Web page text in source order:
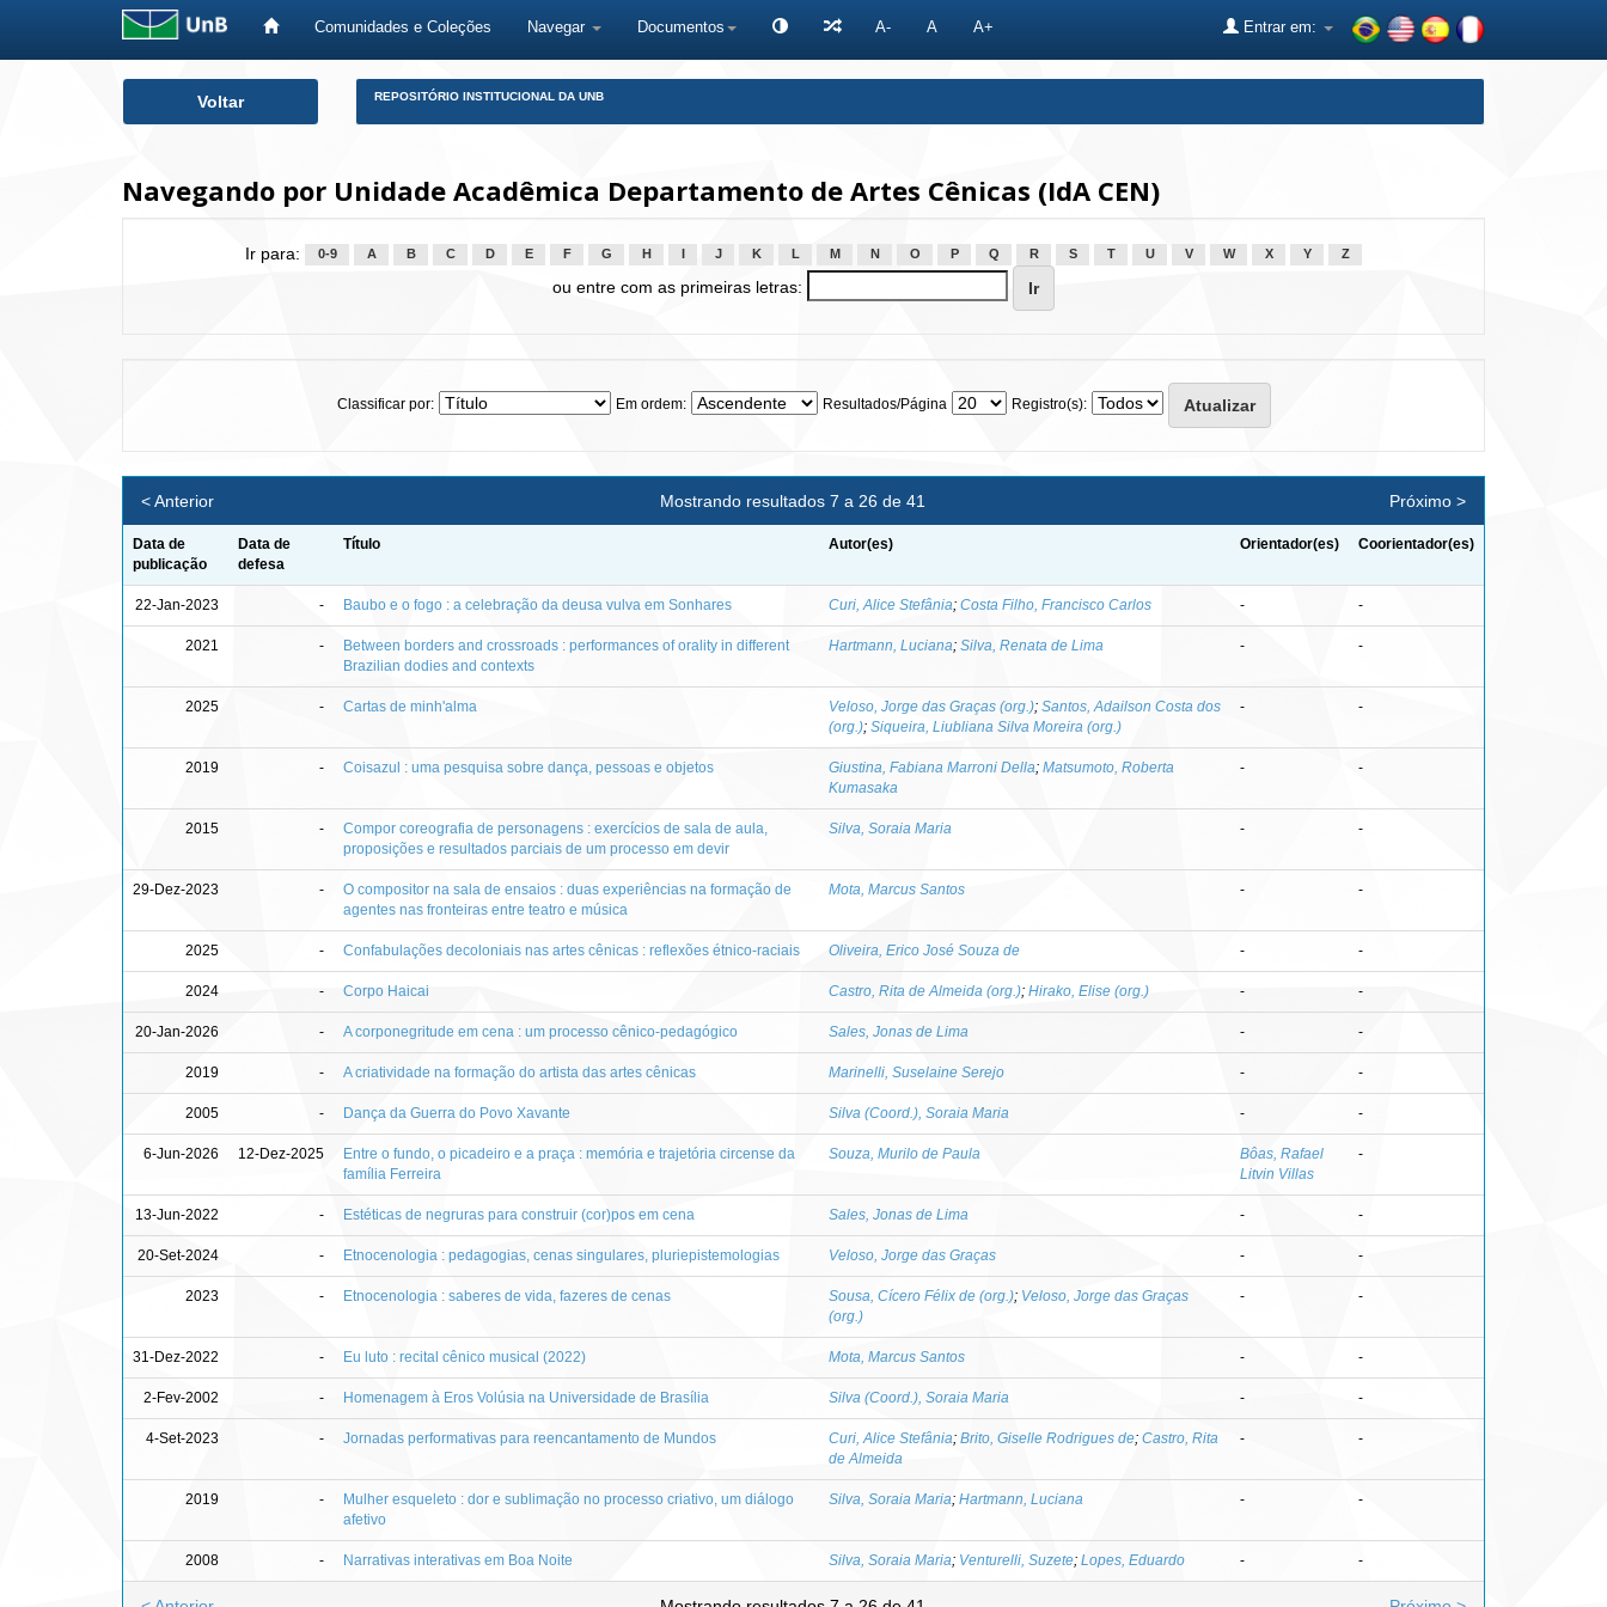
Comunidades e Coleções Navegar Documentos A- A A+ Entrar em:
Voltar REPOSITÓRIO INSTITUCIONAL DA UNB
Navegando por Unidade Acadêmica Departamento de Artes Cênicas (IdA CEN)
Ir para: 0-9 A B C D E F G H J K L M N O P Q R S T U V W X Y Z
ou entre com as primeiras letras:
Classificar por: Em ordem: Resultados/Página Registro(s):
Mostrando resultados 7 a 26 de 41
< Anterior Próximo >
Data de
publicação
Data de
defesa
Título Autor(es) Orientador(es) Coorientador(es)
22-Jan-2023 - Baubo e o fogo : a celebração da deusa vulva em Sonhares Curi, Alice Stefânia; Costa Filho, Francisco Carlos - -
2021 -
Between borders and crossroads : performances of orality in different
Brazilian dodies and contexts
Hartmann, Luciana; Silva, Renata de Lima - -
2025 - Cartas de minh'alma Veloso, Jorge das Graças (org.); Santos, Adailson Costa dos
(org.); Siqueira, Liubliana Silva Moreira (org.)
- -
2019 - Coisazul : uma pesquisa sobre dança, pessoas e objetos Giustina, Fabiana Marroni Della; Matsumoto, Roberta
Kumasaka
- -
2015 -
Compor coreografia de personagens : exercícios de sala de aula,
proposições e resultados parciais de um processo em devir
Silva, Soraia Maria - -
29-Dez-2023 -
O compositor na sala de ensaios : duas experiências na formação de
agentes nas fronteiras entre teatro e música
Mota, Marcus Santos - -
2025 - Confabulações decoloniais nas artes cênicas : reflexões étnico-raciais Oliveira, Erico José Souza de - -
2024 - Corpo Haicai Castro, Rita de Almeida (org.); Hirako, Elise (org.) - -
20-Jan-2026 - A corponegritude em cena : um processo cênico-pedagógico Sales, Jonas de Lima - -
2019 - A criatividade na formação do artista das artes cênicas Marinelli, Suselaine Serejo - -
2005 - Dança da Guerra do Povo Xavante Silva (Coord.), Soraia Maria - -
6-Jun-2026 12-Dez-2025
Entre o fundo, o picadeiro e a praça : memória e trajetória circense da
família Ferreira
Souza, Murilo de Paula
Bôas, Rafael
Litvin Villas
-
13-Jun-2022 - Estéticas de negruras para construir (cor)pos em cena Sales, Jonas de Lima - -
20-Set-2024 - Etnocenologia : pedagogias, cenas singulares, pluriepistemologias Veloso, Jorge das Graças - -
2023 - Etnocenologia : saberes de vida, fazeres de cenas Sousa, Cícero Félix de (org.); Veloso, Jorge das Graças
(org.)
- -
31-Dez-2022 - Eu luto : recital cênico musical (2022) Mota, Marcus Santos - -
2-Fev-2002 - Homenagem à Eros Volúsia na Universidade de Brasília Silva (Coord.), Soraia Maria - -
4-Set-2023 - Jornadas performativas para reencantamento de Mundos Curi, Alice Stefânia; Brito, Giselle Rodrigues de; Castro, Rita
de Almeida
- -
2019 -
Mulher esqueleto : dor e sublimação no processo criativo, um diálogo
afetivo
Silva, Soraia Maria; Hartmann, Luciana - -
2008 - Narrativas interativas em Boa Noite Silva, Soraia Maria; Venturelli, Suzete; Lopes, Eduardo - -